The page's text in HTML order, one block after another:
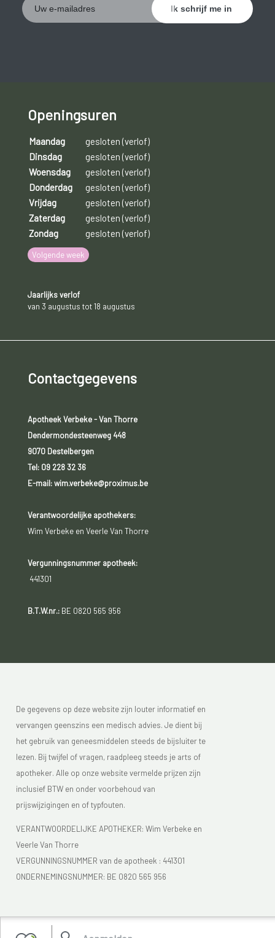
Een hartinfarct is één van de belangrijkste doodsoorzaken in
de Westerse wereld. Ongeveer 25 procent van de patiënten
schade is ondermeer afhankelijk van de plaats van de
verstopping in de kransslagaderen, de snelheid waarmee je
hulp krijgt en de conditie van je hart en je lichaam.
Openingsuren
Maandag
gesloten (verlof)
Dinsdag
gesloten (verlof)
Woensdag
gesloten (verlof)
Donderdag
gesloten (verlof)
Vrijdag
gesloten (verlof)
Zaterdag
gesloten (verlof)
Zondag
gesloten (verlof)
Volgende week
Jaarlijks verlof
van 3 augustus tot 18 augustus
Contactgegevens
Apotheek Verbeke - Van Thorre
Dendermondesteenweg 448
9070 Destelbergen
Tel: 09 228 32 36
E-mail: wim.verbeke@proximus.be
Verantwoordelijke apothekers:
Wim Verbeke en Veerle Van Thorre
Vergunningsnummer apotheek:
441301
B.T.W.nr.:BE 0820 565 956
De gegevens op deze website zijn louter informatief en
vervangen geenszins een medisch advies. Je dient bij
het gebruik van geneesmiddelen steeds de bijsluiter te
lezen. Bij twijfel of vragen, raadpleeg steeds je arts of
apotheker. Alle op onze website vermelde prijzen zijn
inclusief BTW en onder voorbehoud van
prijswijzigingen en of typfouten.
VERANTWOORDELIJKE APOTHEKER: Wim Verbeke en
Veerle Van Thorre
VERGUNNINGSNUMMER van de apotheek : 441301
ONDERNEMINGSNUMMER: BE 0820 565 956
Je vindt Apotheek Verbeke - Van Thorre in de FAGG lijst